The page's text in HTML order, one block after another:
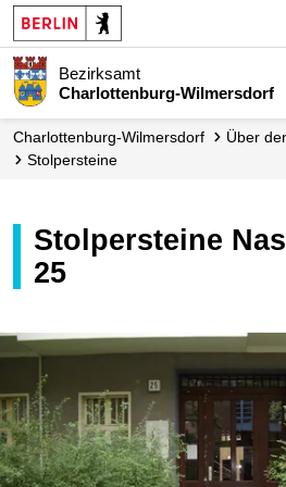
Bezirksamt
Charlottenburg-Wilmersdorf
Charlottenburg-Wilmersdorf Über
Stolpersteine
Stolpersteine Nassauische Str.
25